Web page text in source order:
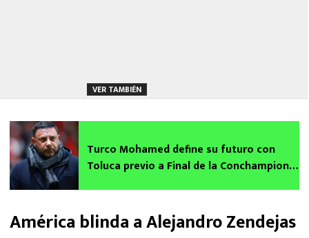
VER TAMBIÉN
Turco Mohamed define su futuro con
Toluca previo a Final de la Conchampions
América blinda a Alejandro Zendejas